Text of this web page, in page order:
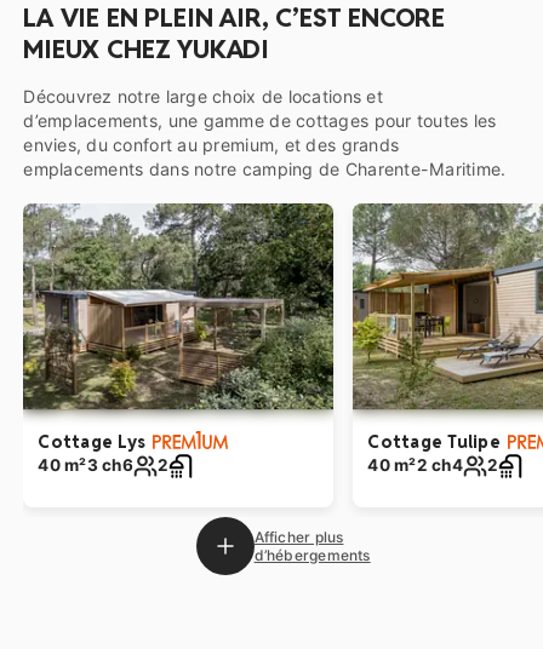
LA VIE EN PLEIN AIR, C’EST ENCORE
MIEUX CHEZ YUKADI
Découvrez notre large choix de locations et
d’emplacements, une gamme de cottages pour toutes les
envies, du confort au premium, et des grands
emplacements dans notre camping de Charente-Maritime.
Cottage Lys
40 m²3 ch6 2
Cottage Tulipe
40 m²2 ch4 2
Afficher plus
d’hébergements